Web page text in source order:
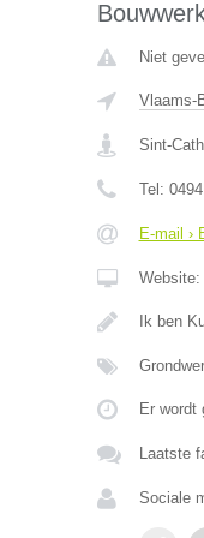
Niet
Vlaams-
Sint-
Tel:
E-mail ›
Website:
Ik ben
Er wordt
Laatste
Sociale